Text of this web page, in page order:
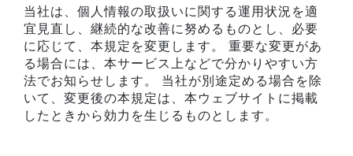
当社は、個人情報の取扱いに関する運用状況を適
宜見直し、継続的な改善に努めるものとし、必要
に応じて、本規定を変更します。 重要な変更があ
る場合には、本サービス上などで分かりやすい方
法でお知らせします。 当社が別途定める場合を除
いて、変更後の本規定は、本ウェブサイトに掲載
したときから効力を生じるものとします。